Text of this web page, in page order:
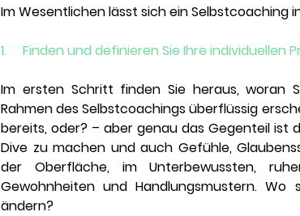
Im Wesentlichen lässt sich ein Selbstcoaching
1.     Finden und definieren Sie Ihre individuellen
Im ersten Schritt finden Sie heraus, woran
Rahmen des Selbstcoachings überflüssig
bereits, oder? – aber genau das Gegenteil ist
Dive zu machen und auch Gefühle,
der Oberfläche, im Unterbewussten,
Gewohnheiten und Handlungsmustern.
ändern?